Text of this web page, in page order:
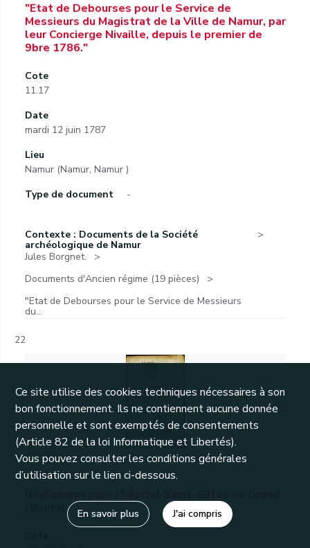
"Etat de Debourses pour le Service de
Messieurs du Magistrat de la Ville de Namur, par
leur Concierge Nivaille, depuis le premier de
9bre 1786."
Cote
11.17
Date
mardi 12 juin 1787
Lieu
Namur (Namur, Namur )
Type de document
-
Contexte : Documents de la Société
archéologique de Namur
Jules Borgnet.
Documents d'Ancien régime (19 pièces)
"Etat de Debourses pour le Service de Messieurs
du...
22
Hôpital. .
Ce site utilise des cookies techniques nécessaires à son
bon fonctionnement. Ils ne contiennent aucune donnée
personnelle et sont exemptés de consentements
(Article 82 de la loi Informatique et Libertés).
Vous pouvez consulter les conditions générales
d’utilisation sur le lien ci-dessous.
En savoir plus J'ai compris